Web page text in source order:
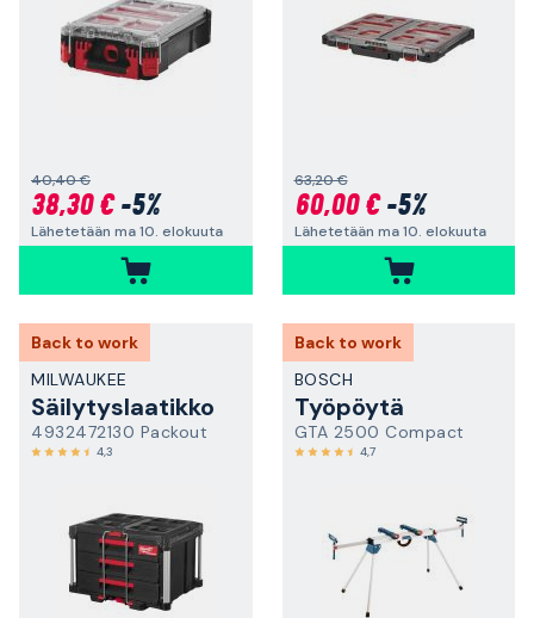
40,40 €
38,30 €-5%
Lähetetään ma 10. elokuuta
63,20 €
60,00 €-5%
Lähetetään ma 10. elokuuta
Back to work
MILWAUKEE
Säilytyslaatikko
4932472130 Packout
4,3
Back to work
BOSCH
Työpöytä
GTA 2500 Compact
4,7